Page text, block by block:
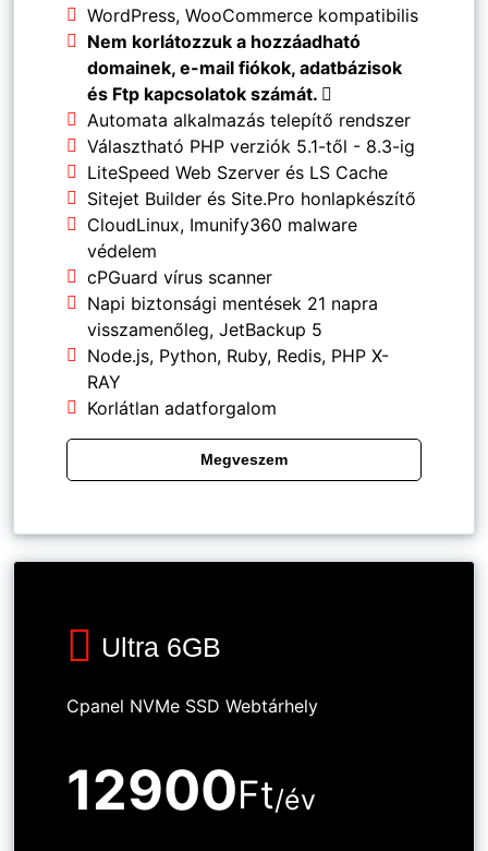
WordPress, WooCommerce kompatibilis
Nem korlátozzuk a hozzáadható
domainek, e-mail fiókok, adatbázisok
és Ftp kapcsolatok számát.
Automata alkalmazás telepítő rendszer
Választható PHP verziók 5.1-től - 8.3-ig
LiteSpeed Web Szerver és LS Cache
Sitejet Builder és Site.Pro honlapkészítő
CloudLinux, Imunify360 malware
védelem
cPGuard vírus scanner
Napi biztonsági mentések 21 napra
visszamenőleg, JetBackup 5
Node.js, Python, Ruby, Redis, PHP X-
RAY
Korlátlan adatforgalom
Megveszem
Ultra 6GB
Cpanel NVMe SSD Webtárhely
12900Ft/év